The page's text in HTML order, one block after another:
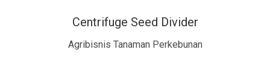
Centrifuge Seed Divider
Agribisnis Tanaman Perkebunan